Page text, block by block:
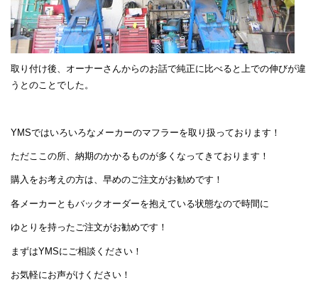
取り付け後、オーナーさんからのお話で純正に比べると上での伸びが違
うとのことでした。
YMSではいろいろなメーカーのマフラーを取り扱っております！
ただここの所、納期のかかるものが多くなってきております！
購入をお考えの方は、早めのご注文がお勧めです！
各メーカーともバックオーダーを抱えている状態なので時間に
ゆとりを持ったご注文がお勧めです！
まずはYMSにご相談ください！
お気軽にお声がけください！